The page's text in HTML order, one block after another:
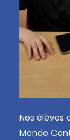
Nos élèves
Monde